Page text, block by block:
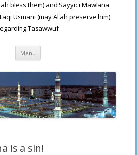
bless them) and Sayyidi Mawlana
Usmani (may Allah preserve him)
Tasawwuf
Menu Skip
content
is a sin!